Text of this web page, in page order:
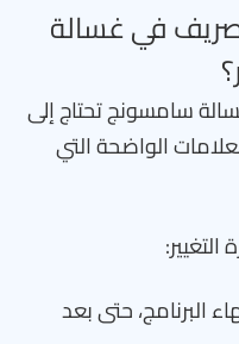
في غسالة
سامسونج تحتاج إلى
الواضحة التي
البرنامج، حتى بعد